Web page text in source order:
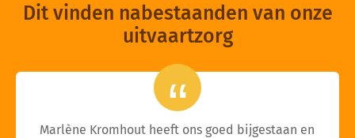
Dit vinden nabestaanden van onze
uitvaartzorg
Marlène Kromhout heeft ons goed bijgestaan en